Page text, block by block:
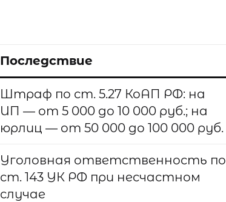
Последствие
Штраф по ст. 5.27 КоАП РФ: на
ИП — от 5 000 до 10 000 руб.; на
юрлиц — от 50 000 до 100 000 руб.
Уголовная ответственность по
ст. 143 УК РФ при несчастном
случае